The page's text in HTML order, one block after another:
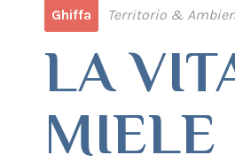
Ghiffa Territorio &
LA
MIELE